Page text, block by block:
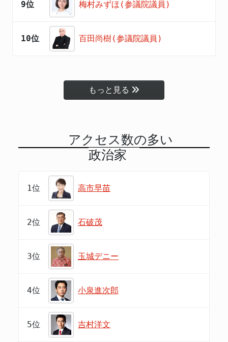
9位 梅村みずほ(参議院議員)
10位 百田尚樹(参議院議員)
もっと見る
アクセス数の多い
政治家
1位 高市早苗
2位 石破茂
3位 玉城デニー
4位 小泉進次郎
5位 吉村洋文